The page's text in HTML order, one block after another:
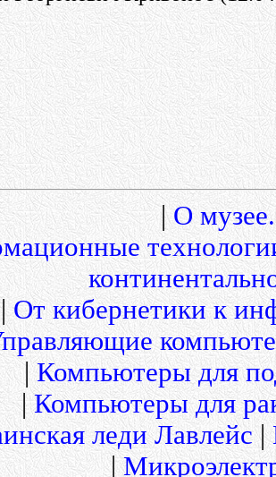
|О
|От кибернетики к
|Компьютеры для
|Компьютеры для
леди Лавлейс|
|